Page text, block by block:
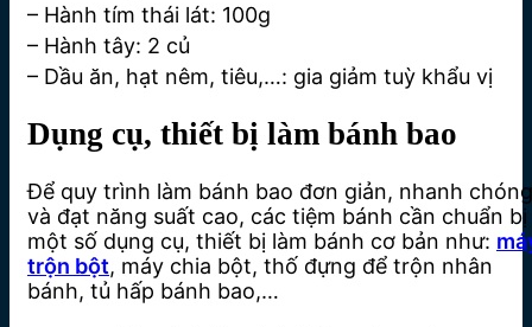
– Hành tím thái lát: 100g
– Hành tây: 2 củ
– Dầu ăn, hạt nêm, tiêu,…: gia giảm tuỳ khẩu vị
Dụng cụ, thiết bị làm bánh bao
Để quy trình làm bánh bao đơn giản, nhanh chóng
và đạt năng suất cao, các tiệm bánh cần chuẩn bị
một số dụng cụ, thiết bị làm bánh cơ bản như:
trộn bột, máy chia bột, thố đựng để trộn nhân
bánh, tủ hấp bánh bao,…